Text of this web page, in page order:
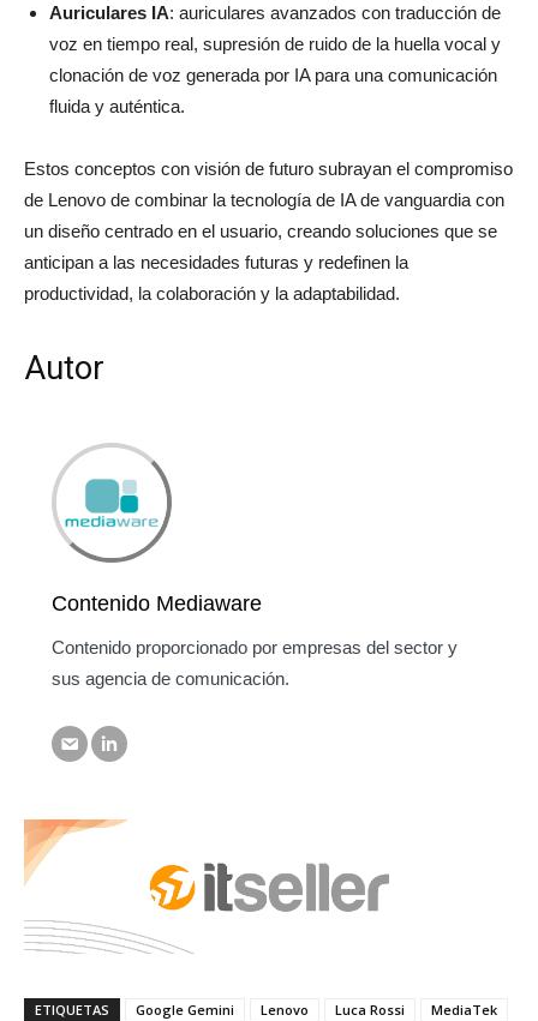
Auriculares IA: auriculares avanzados con traducción de
voz en tiempo real, supresión de ruido de la huella vocal y
clonación de voz generada por IA para una comunicación
fluida y auténtica.
Estos conceptos con visión de futuro subrayan el compromiso
de Lenovo de combinar la tecnología de IA de vanguardia con
un diseño centrado en el usuario, creando soluciones que se
anticipan a las necesidades futuras y redefinen la
productividad, la colaboración y la adaptabilidad.
Autor
Contenido Mediaware
Contenido proporcionado por empresas del sector y
sus agencia de comunicación.
ETIQUETAS Google Gemini Lenovo Luca Rossi
MediaTek